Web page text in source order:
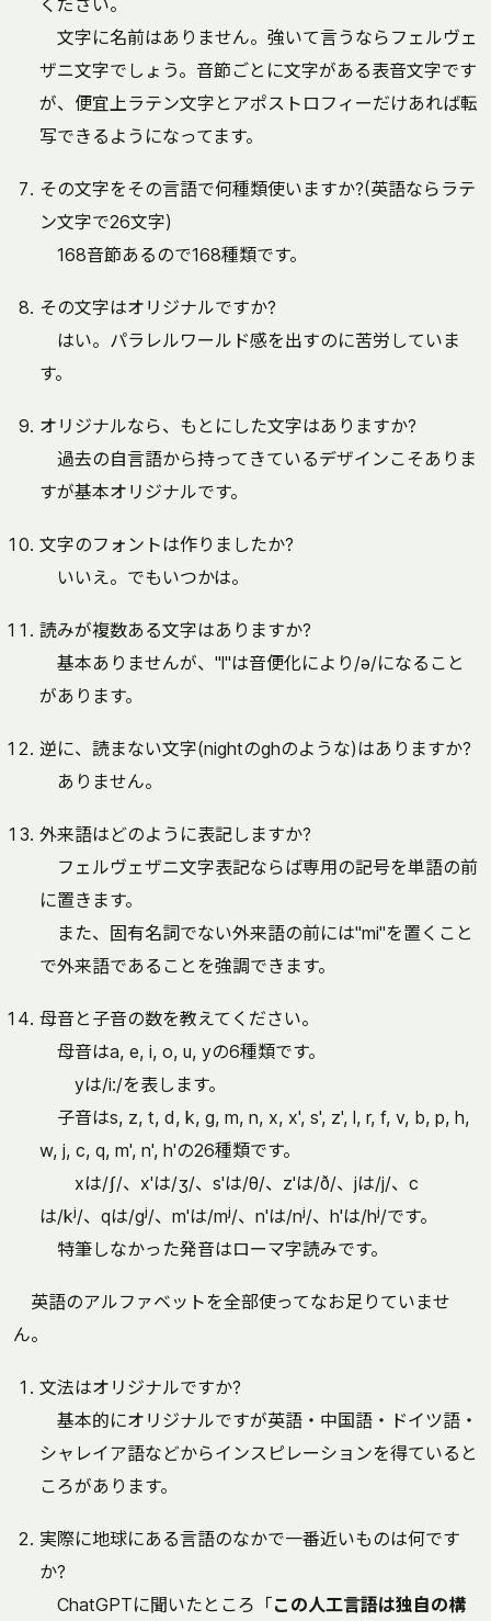
ください。
文字に名前はありません。強いて言うならフェルヴェ
ザニ文字でしょう。音節ごとに文字がある表音文字です
が、便宜上ラテン文字とアポストロフィーだけあれば転
写できるようになってます。
その文字をその言語で何種類使いますか?(英語ならラテ
ン文字で26文字)
168音節あるので168種類です。
その文字はオリジナルですか?
はい。パラレルワールド感を出すのに苦労していま
す。
オリジナルなら、もとにした文字はありますか?
過去の自言語から持ってきているデザインこそありま
すが基本オリジナルです。
文字のフォントは作りましたか?
いいえ。でもいつかは。
読みが複数ある文字はありますか?
基本ありませんが、"l"は音便化により/ə/になること
があります。
逆に、読まない文字(nightのghのような)はありますか?
ありません。
外来語はどのように表記しますか?
フェルヴェザニ文字表記ならば専用の記号を単語の前
に置きます。
また、固有名詞でない外来語の前には"mi"を置くこと
で外来語であることを強調できます。
母音と子音の数を教えてください。
母音はa, e, i, o, u, yの6種類です。
yは/i:/を表します。
子音はs, z, t, d, k, g, m, n, x, x', s', z', l, r, f, v, b, p, h,
w, j, c, q, m', n', h'の26種類です。
xは/ʃ/、x'は/ʒ/、s'は/θ/、z'は/ð/、jは/j/、c
は/kʲ/、qは/gʲ/、m'は/mʲ/、n'は/nʲ/、h'は/hʲ/です。
特筆しなかった発音はローマ字読みです。
英語のアルファベットを全部使ってなお足りていませ
ん。
文法はオリジナルですか?
基本的にオリジナルですが英語・中国語・ドイツ語・
シャレイア語などからインスピレーションを得ていると
ころがあります。
実際に地球にある言語のなかで一番近いものは何です
か?
ChatGPTに聞いたところ「この人工言語は独自の構